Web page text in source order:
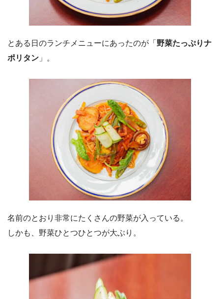
とある日のランチメニューにあったのが「野菜たっぷりナ
ポリタン 」。
名前のとおり非常にたくさんの野菜が入っている。
しかも、野菜ひとつひとつが大ぶり。